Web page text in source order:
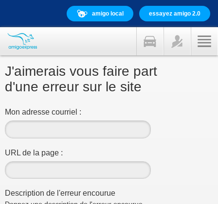
amigo local essayez amigo 2.0
J'aimerais vous faire part
d'une erreur sur le site
Mon adresse courriel :
URL de la page :
Description de l'erreur encourue